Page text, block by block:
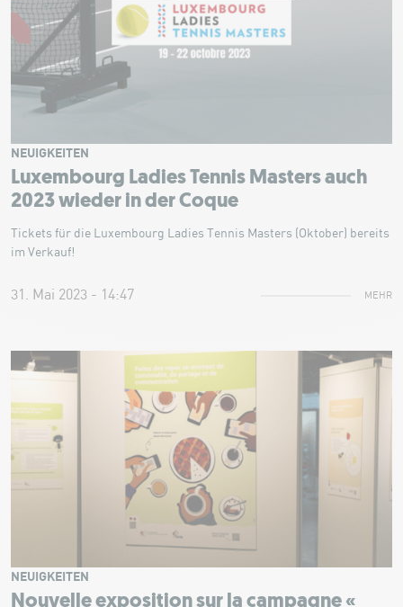
Luxembourg Ladies Tennis Masters auch
2023 wieder in der Coque
NEUIGKEITEN
Tickets für die Luxembourg Ladies Tennis Masters (Oktober) bereits
im Verkauf!
31. Mai 2023 - 14:47 MEHR
Nouvelle exposition sur la campagne «
NEUIGKEITEN